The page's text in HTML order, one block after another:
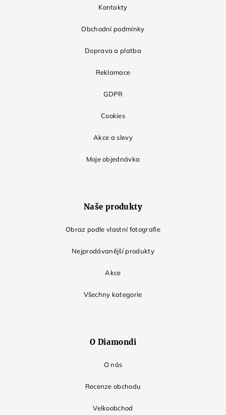
Kontakty
Obchodní podmínky
Doprava a platba
Reklamace
GDPR
Cookies
Akce a slevy
Moje objednávka
Naše produkty
Obraz podle vlastní fotografie
Nejprodávanější produkty
Akce
Všechny kategorie
O Diamondi
O nás
Recenze obchodu
Velkoobchod